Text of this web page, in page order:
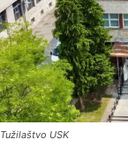
Tužilaštvo USK